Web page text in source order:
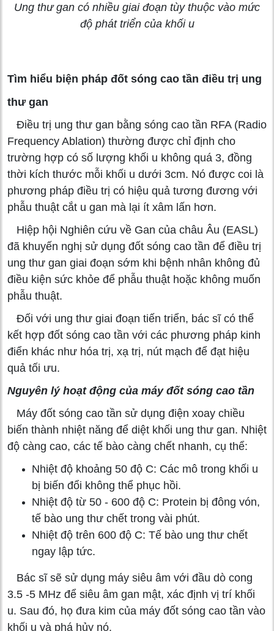
Ung thư gan có nhiều giai đoạn tùy thuộc vào mức
độ phát triển của khối u
Tìm hiểu biện pháp đốt sóng cao tần điều trị ung
thư gan
Điều trị ung thư gan bằng sóng cao tần RFA (Radio
Frequency Ablation) thường được chỉ định cho
trường hợp có số lượng khối u không quá 3, đồng
thời kích thước mỗi khối u dưới 3cm. Nó được coi là
phương pháp điều trị có hiệu quả tương đương với
phẫu thuật cắt u gan mà lại ít xâm lấn hơn.
Hiệp hội Nghiên cứu về Gan của châu Âu (EASL)
đã khuyến nghị sử dụng đốt sóng cao tần để điều trị
ung thư gan giai đoạn sớm khi bệnh nhân không đủ
điều kiện sức khỏe để phẫu thuật hoặc không muốn
phẫu thuật.
Đối với ung thư giai đoạn tiến triển, bác sĩ có thể
kết hợp đốt sóng cao tần với các phương pháp kinh
điển khác như hóa trị, xạ trị, nút mạch để đạt hiệu
quả tối ưu.
Nguyên lý hoạt động của máy đốt sóng cao tần
Máy đốt sóng cao tần sử dụng điện xoay chiều
biến thành nhiệt năng để diệt khối ung thư gan. Nhiệt
độ càng cao, các tế bào càng chết nhanh, cụ thể:
Nhiệt độ khoảng 50 độ C: Các mô trong khối u
bị biến đổi không thể phục hồi.
Nhiệt độ từ 50 - 600 độ C: Protein bị đông vón,
tế bào ung thư chết trong vài phút.
Nhiệt độ trên 600 độ C: Tế bào ung thư chết
ngay lập tức.
Bác sĩ sẽ sử dụng máy siêu âm với đầu dò cong
3.5 -5 MHz để siêu âm gan mật, xác định vị trí khối
u. Sau đó, họ đưa kim của máy đốt sóng cao tần vào
khối u và phá hủy nó.